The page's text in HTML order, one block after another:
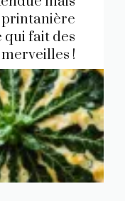
printanière
qui fait des
merveilles !